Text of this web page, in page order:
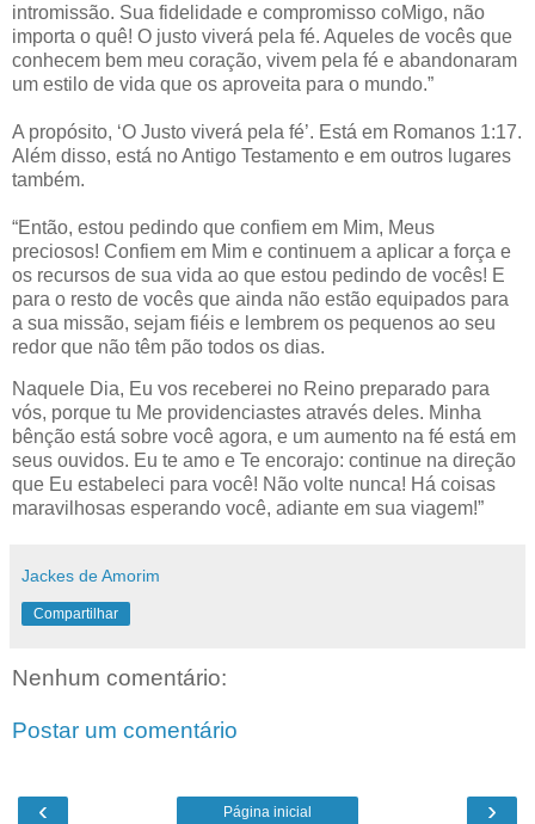
intromissão. Sua fidelidade e compromisso coMigo, não
importa o quê! O justo viverá pela fé. Aqueles de vocês que
conhecem bem meu coração, vivem pela fé e abandonaram
um estilo de vida que os aproveita para o mundo.”
A propósito, ‘O Justo viverá pela fé’. Está em Romanos 1:17.
Além disso, está no Antigo Testamento e em outros lugares
também.
“Então, estou pedindo que confiem em Mim, Meus
preciosos! Confiem em Mim e continuem a aplicar a força e
os recursos de sua vida ao que estou pedindo de vocês! E
para o resto de vocês que ainda não estão equipados para
a sua missão, sejam fiéis e lembrem os pequenos ao seu
redor que não têm pão todos os dias.
Naquele Dia, Eu vos receberei no Reino preparado para
vós, porque tu Me providenciastes através deles. Minha
bênção está sobre você agora, e um aumento na fé está em
seus ouvidos. Eu te amo e Te encorajo: continue na direção
que Eu estabeleci para você! Não volte nunca! Há coisas
maravilhosas esperando você, adiante em sua viagem!”
Jackes de Amorim
Compartilhar
Nenhum comentário:
Postar um comentário
‹ ›
Página inicial